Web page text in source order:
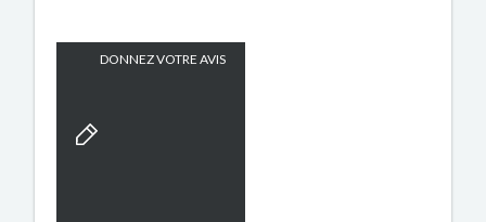
DONNEZ VOTRE AVIS